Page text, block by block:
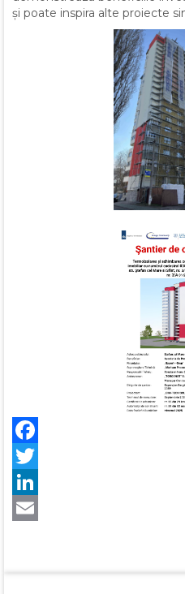
și poate inspira alte proiecte